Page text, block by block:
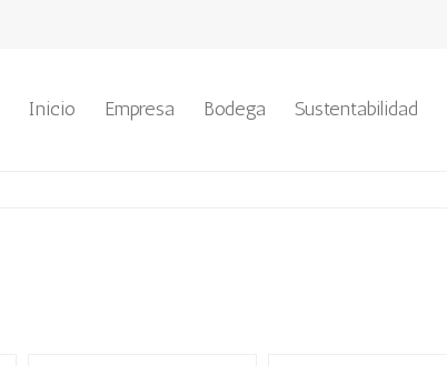
Inicio Empresa Bodega Sustentabilidad